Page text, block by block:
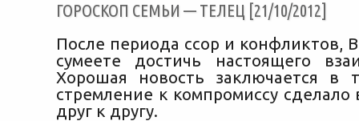
ГОРОСКОП СЕМЬИ — ТЕЛЕЦ [21/10/2012]
После периода ссор и конфликтов,
сумеете достичь настоящего
Хорошая новость заключается в
стремление к компромиссу
друг к другу.